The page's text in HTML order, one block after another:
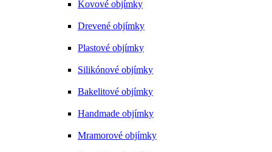
Kovové objímky
Drevené objímky
Plastové objímky
Silikónové objímky
Bakelitové objímky
Handmade objímky
Mramorové objímky